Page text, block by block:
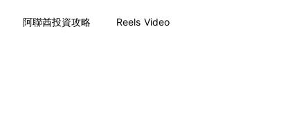
阿聯酋投資攻略 Reels Video